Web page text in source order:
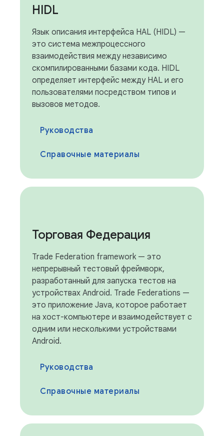
HIDL
Язык описания интерфейса HAL (HIDL) —
это система межпроцессного
взаимодействия между независимо
скомпилированными базами кода. HIDL
определяет интерфейс между HAL и его
пользователями посредством типов и
вызовов методов.
Руководства
Справочные материалы
Торговая Федерация
Trade Federation framework — это
непрерывный тестовый фреймворк,
разработанный для запуска тестов на
устройствах Android. Trade Federations —
это приложение Java, которое работает
на хост-компьютере и взаимодействует с
одним или несколькими устройствами
Android.
Руководства
Справочные материалы